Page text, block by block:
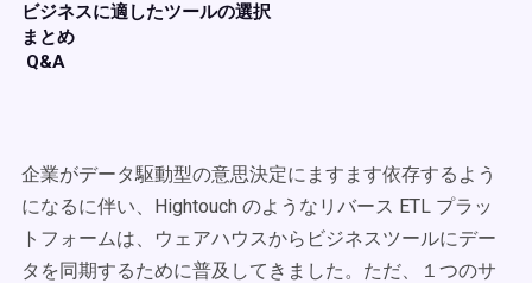
ビジネスに適したツールの選択
まとめ
Q&A
企業がデータ駆動型の意思決定にますます依存するよう
になるに伴い、Hightouch のようなリバース ETL プラッ
トフォームは、ウェアハウスからビジネスツールにデー
タを同期するために普及してきました。ただ、１つのサ